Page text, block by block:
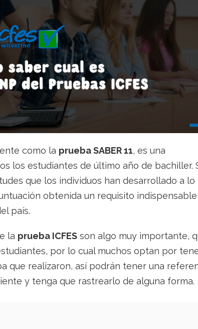
como la prueba SABER 11, es una
los estudiantes de último año de bachiller.
que los individuos han desarrollado a lo
obtenida un requisito indispensable
país.
la prueba ICFES son algo muy importante,
por lo cual muchos optan por
que realizaron, así podrán tener una
y tenga que rastrearlo de alguna forma.